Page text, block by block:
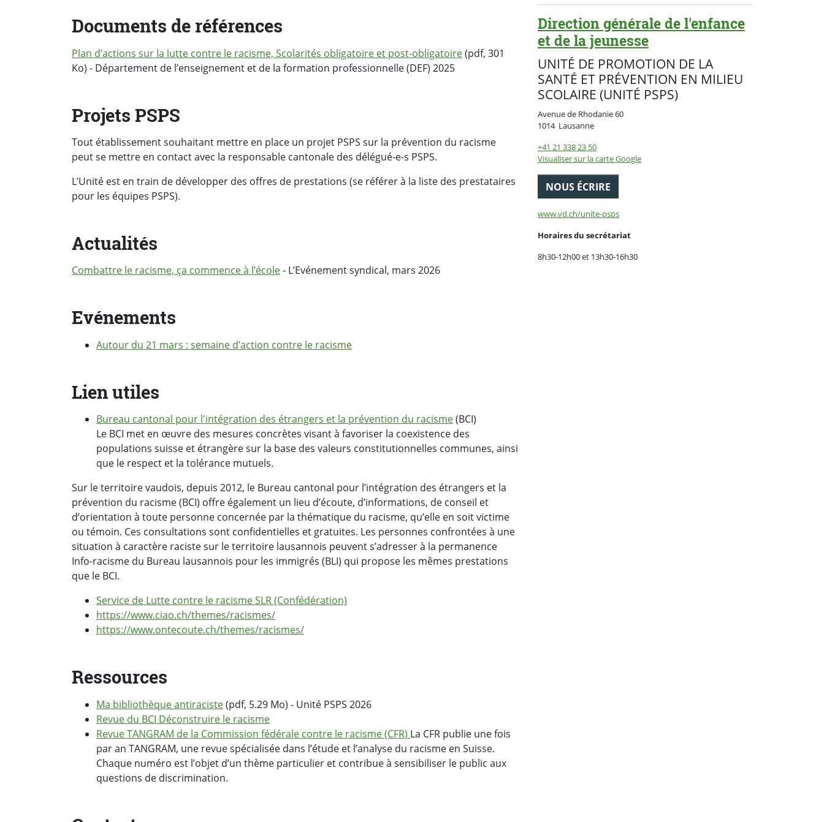
Documents de références
Plan d’actions sur la lutte contre le racisme, Scolarités obligatoire et post-obligatoire(pdf, 301
Ko) - Département de l’enseignement et de la formation professionnelle (DEF) 2025
Projets PSPS
Tout établissement souhaitant mettre en place un projet PSPS sur la prévention du racisme
peut se mettre en contact avec la responsable cantonale des délégué-e-s PSPS.
L’Unité est en train de développer des offres de prestations (se référer à la liste des prestataires
pour les équipes PSPS).
Actualités
Combattre le racisme, ça commence à l’école- L’Evénement syndical, mars 2026
Evénements
Autour du 21 mars : semaine d’action contre le racisme
Lien utiles
Bureau cantonal pour l'intégration des étrangers et la prévention du racisme(BCI)
Le BCI met en œuvre des mesures concrètes visant à favoriser la coexistence des
populations suisse et étrangère sur la base des valeurs constitutionnelles communes, ainsi
que le respect et la tolérance mutuels.
Sur le territoire vaudois, depuis 2012, le Bureau cantonal pour l’intégration des étrangers et la
prévention du racisme (BCI) offre également un lieu d’écoute, d’informations, de conseil et
d’orientation à toute personne concernée par la thématique du racisme, qu’elle en soit victime
ou témoin. Ces consultations sont confidentielles et gratuites. Les personnes confrontées à une
situation à caractère raciste sur le territoire lausannois peuvent s’adresser à la permanence
Info-racisme du Bureau lausannois pour les immigrés (BLI) qui propose les mêmes prestations
que le BCI.
Service de Lutte contre le racisme SLR (Confédération)
https://www.ciao.ch/themes/racismes/
https://www.ontecoute.ch/themes/racismes/
Ressources
Ma bibliothèque antiraciste(pdf, 5.29 Mo) - Unité PSPS 2026
Revue du BCI Déconstruire le racisme
Revue TANGRAM de la Commission fédérale contre le racisme (CFR) La CFR publie une fois
par an TANGRAM, une revue spécialisée dans l’étude et l’analyse du racisme en Suisse.
Chaque numéro est l’objet d’un thème particulier et contribue à sensibiliser le public aux
questions de discrimination.
Direction générale de l'enfance
et de la jeunesse
UNITÉ DE PROMOTION DE LA
SANTÉ ET PRÉVENTION EN MILIEU
SCOLAIRE (UNITÉ PSPS)
Avenue de Rhodanie 60
1014 LausanneSuisse
+41 21 338 23 50
Visualiser sur la carte Google
NOUS ÉCRIRE
www.vd.ch/unite-psps
Horaires du secrétariat
8h30-12h00 et 13h30-16h30